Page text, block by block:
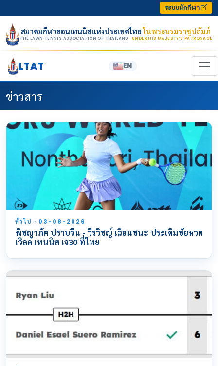
ระบบนักกีฬา
สมาคมกีฬาลอนเทนนิสแห่งประเทศไทยในพระบรมราชูปถัมภ์
THE LAWN TENNIS ASSOCIATION OF THAILAND · UNDER HIS MAJESTY’S PATRONAGE
LTAT EN
ข่าวสาร
ทั่วไป · 03-08-2026
พิชญาภัค ปราบจีน - วีรวิชญ์ เฉือนชนะ ประเดิมชัยหวด
เวิลด์ เทนนิส เจ30 ที่ไทย